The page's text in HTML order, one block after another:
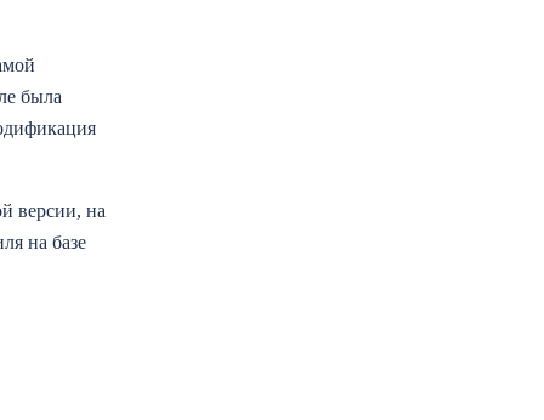
была
версии, на
на базе